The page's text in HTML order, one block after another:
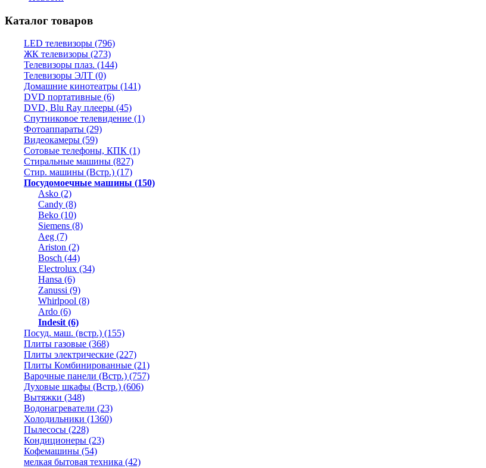
Каталог товаров
LED телевизоры (796)
ЖК телевизоры (273)
Телевизоры плаз. (144)
Телевизоры ЭЛТ (0)
Домашние кинотеатры (141)
DVD портативные (6)
DVD, Blu Ray плееры (45)
Спутниковое телевидение (1)
Фотоаппараты (29)
Видеокамеры (59)
Сотовые телефоны, КПК (1)
Стиральные машины (827)
Стир. машины (Встр.) (17)
Посудомоечные машины (150)
Asko (2)
Candy (8)
Beko (10)
Siemens (8)
Aeg (7)
Ariston (2)
Bosch (44)
Electrolux (34)
Hansa (6)
Zanussi (9)
Whirlpool (8)
Ardo (6)
Indesit (6)
Посуд. маш. (встр.) (155)
Плиты газовые (368)
Плиты электрические (227)
Плиты Комбинированные (21)
Варочные панели (Встр.) (757)
Духовые шкафы (Встр.) (606)
Вытяжки (348)
Водонагреватели (23)
Холодильники (1360)
Пылесосы (228)
Кондиционеры (23)
Кофемашины (54)
мелкая бытовая техника (42)